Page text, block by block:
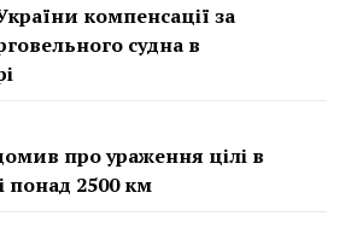
компенсації за
судна в
про ураження цілі в
понад 2500 км